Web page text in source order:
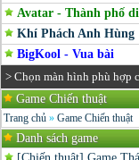
Avatar - Thành phố
Khí Phách Anh Hùng
BigKool - Vua bài
> Chọn màn hình phù hợp
Game Chiến thuật
Trang chủ » Game Chiến thuật
Danh sách game